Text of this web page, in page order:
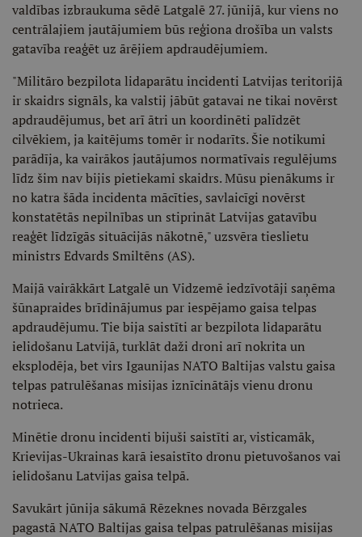
valdības izbraukuma sēdē Latgalē 27. jūnijā, kur viens no
centrālajiem jautājumiem būs reģiona drošība un valsts
gatavība reaģēt uz ārējiem apdraudējumiem.
"Militāro bezpilota lidaparātu incidenti Latvijas teritorijā
ir skaidrs signāls, ka valstij jābūt gatavai ne tikai novērst
apdraudējumus, bet arī ātri un koordinēti palīdzēt
cilvēkiem, ja kaitējums tomēr ir nodarīts. Šie notikumi
parādīja, ka vairākos jautājumos normatīvais regulējums
līdz šim nav bijis pietiekami skaidrs. Mūsu pienākums ir
no katra šāda incidenta mācīties, savlaicīgi novērst
konstatētās nepilnības un stiprināt Latvijas gatavību
reaģēt līdzīgās situācijās nākotnē," uzsvēra tieslietu
ministrs Edvards Smiltēns (AS).
Maijā vairākkārt Latgalē un Vidzemē iedzīvotāji saņēma
šūnapraides brīdinājumus par iespējamo gaisa telpas
apdraudējumu. Tie bija saistīti ar bezpilota lidaparātu
ielidošanu Latvijā, turklāt daži droni arī nokrita un
eksplodēja, bet virs Igaunijas NATO Baltijas valstu gaisa
telpas patrulēšanas misijas iznīcinātājs vienu dronu
notrieca.
Minētie dronu incidenti bijuši saistīti ar, visticamāk,
Krievijas-Ukrainas karā iesaistīto dronu pietuvošanos vai
ielidošanu Latvijas gaisa telpā.
Savukārt jūnija sākumā Rēzeknes novada Bērzgales
pagastā NATO Baltijas gaisa telpas patrulēšanas misijas